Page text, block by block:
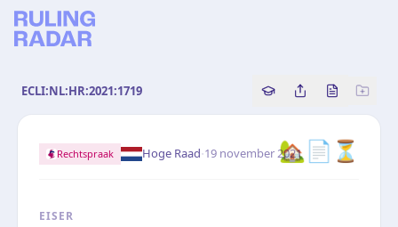
ECLI:NL:HR:2021:1719 Copy source
Share this
Bekijk
🏡📄⏳
Rechtspraak Hoge Raad·19 november 2021
EISER